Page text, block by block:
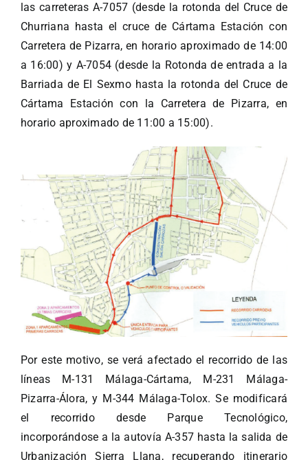
las carreteras A-7057 (desde la rotonda del Cruce de
Churriana hasta el cruce de Cártama Estación con
Carretera de Pizarra, en horario aproximado de 14:00
a 16:00) y A-7054 (desde la Rotonda de entrada a la
Barriada de El Sexmo hasta la rotonda del Cruce de
Cártama Estación con la Carretera de Pizarra, en
horario aproximado de 11:00 a 15:00).
Por este motivo, se verá afectado el recorrido de las
líneas M-131 Málaga-Cártama, M-231 Málaga-
Pizarra-Álora, y M-344 Málaga-Tolox. Se modificará
el recorrido desde Parque Tecnológico,
incorporándose a la autovía A-357 hasta la salida de
Urbanización Sierra Llana, recuperando itinerario